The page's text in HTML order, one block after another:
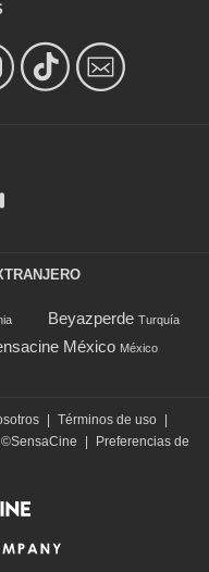
Beyazperde Turquía
México México
Términos de uso
©SensaCine
Preferencias de